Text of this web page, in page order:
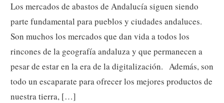
Los mercados de abastos de Andalucía siguen siendo
parte fundamental para pueblos y ciudades andaluces.
Son muchos los mercados que dan vida a todos los
rincones de la geografía andaluza y que permanecen a
pesar de estar en la era de la digitalización. Además, son
todo un escaparate para ofrecer los mejores productos de
nuestra tierra, […]